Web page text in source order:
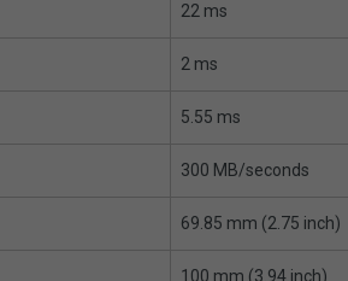
22 ms
2 ms
5.55 ms
300 MB/seconds
69.85 mm (2.75 inch)
100 mm (3.94 inch)